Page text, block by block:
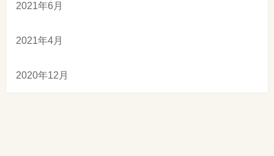
2021年6月
2021年4月
2020年12月